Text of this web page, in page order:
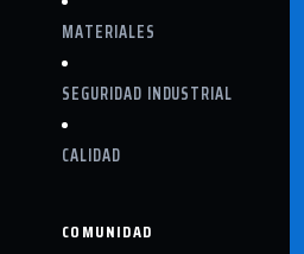
MATERIALES
SEGURIDAD INDUSTRIAL
CALIDAD
COMUNIDAD